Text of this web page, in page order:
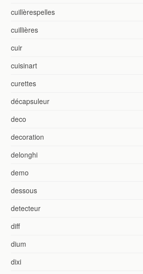
cuillèrespelles
cuillières
cuir
cuisinart
curettes
décapsuleur
deco
decoration
delonghi
demo
dessous
detecteur
diff
dium
dixi